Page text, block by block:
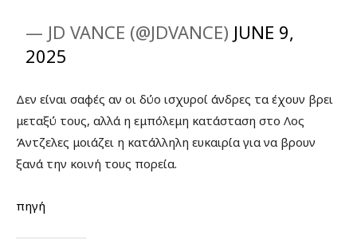
— JD VANCE (@JDVANCE) JUNE 9,
2025
Δεν είναι σαφές αν οι δύο ισχυροί άνδρες τα έχουν βρει
μεταξύ τους, αλλά η εμπόλεμη κατάσταση στο Λος
Άντζελες μοιάζει η κατάλληλη ευκαιρία για να βρουν
ξανά την κοινή τους πορεία.
πηγή